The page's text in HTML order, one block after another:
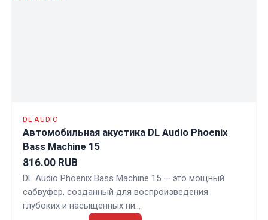
DL AUDIO
Автомобильная акустика DL Audio Phoenix
Bass Machine 15
816.00 RUB
DL Audio Phoenix Bass Machine 15 — это мощный
сабвуфер, созданный для воспроизведения
глубоких и насыщенных ни…